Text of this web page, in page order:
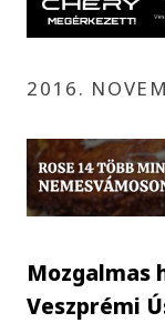
2016.
Mozgalmas
Veszprémi